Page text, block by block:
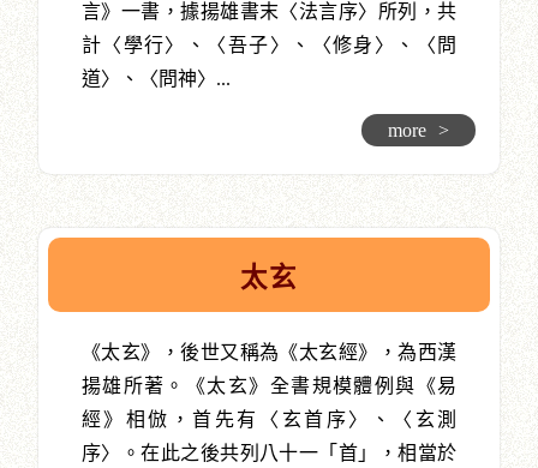
言》一書，據揚雄書末〈法言序〉所列，共
計〈學行〉、〈吾子〉、〈修身〉、〈問
道〉、〈問神〉...
more >
太玄
《太玄》，後世又稱為《太玄經》，為西漢
揚雄所著。《太玄》全書規模體例與《易
經》相倣，首先有〈玄首序〉、〈玄測
序〉。在此之後共列八十一「首」，相當於